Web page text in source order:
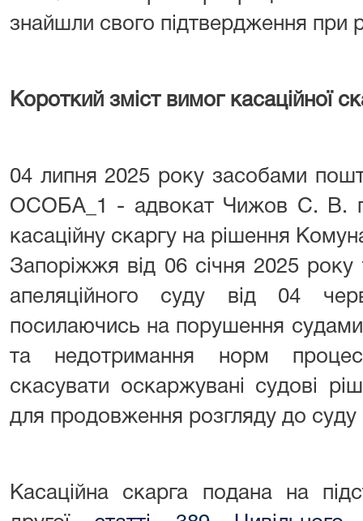
знайшли свого підтвердження при
Короткий зміст вимог касаційної
04 липня 2025 року засобами
ОСОБА_1 - адвокат Чижов С. В.
касаційну скаргу на рішення
Запоріжжя від 06 січня 2025 року
апеляційного суду від 04
посилаючись на порушення
та недотримання норм
скасувати оскаржувані судові
для продовження розгляду до суду
Касаційна скарга подана на